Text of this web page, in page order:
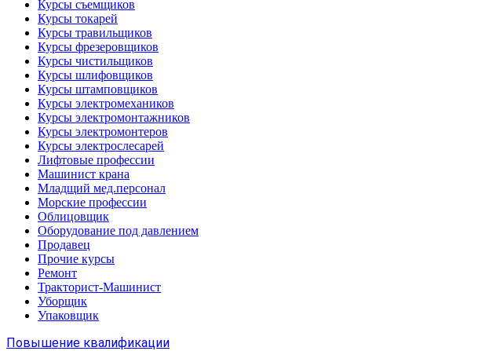
Курсы съемщиков
Курсы токарей
Курсы травильщиков
Курсы фрезеровщиков
Курсы чистильщиков
Курсы шлифовщиков
Курсы штамповщиков
Курсы электромехаников
Курсы электромонтажников
Курсы электромонтеров
Курсы электрослесарей
Лифтовые профессии
Машинист крана
Младщий мед.персонал
Морские профессии
Облицовщик
Оборудование под давлением
Продавец
Прочие курсы
Ремонт
Тракторист-Машинист
Уборщик
Упаковщик
Повышение квалификации